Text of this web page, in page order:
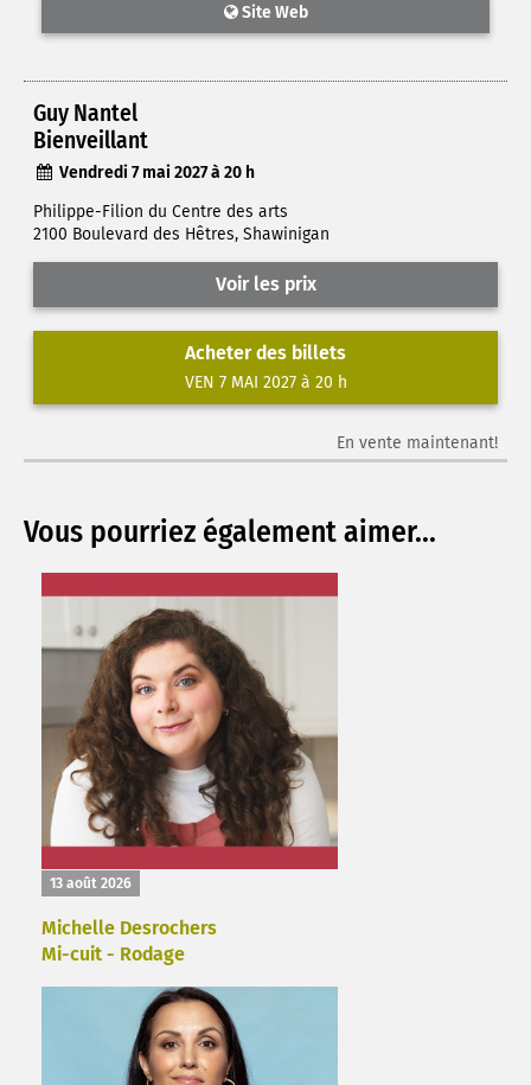
Site Web
Guy Nantel
Bienveillant
Vendredi 7 mai 2027 à 20 h
Philippe-Filion du Centre des arts
2100 Boulevard des Hêtres, Shawinigan
Voir les prix
Acheter des billets
VEN 7 MAI 2027 à 20 h
En vente maintenant!
Vous pourriez également aimer...
13 août 2026
Michelle Desrochers
Mi-cuit - Rodage